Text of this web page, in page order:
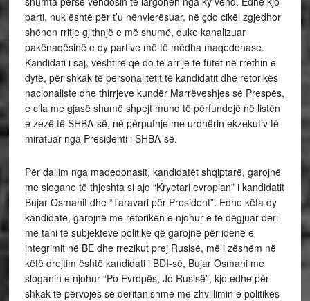
parti, nuk është për t’u nënvlerësuar, në çdo cikël zgjedhor
shënon rritje gjithnjë e më shumë, duke kanalizuar
pakënaqësinë e dy partive më të mëdha maqedonase.
Kandidati i saj, vështirë që do të arrijë të futet në rrethin e
dytë, për shkak të personalitetit të kandidatit dhe retorikës
nacionaliste dhe thirrjeve kundër Marrëveshjes së Prespës,
e cila me gjasë shumë shpejt mund të përfundojë në listën
e zezë të SHBA-së, në përputhje me urdhërin ekzekutiv të
miratuar nga Presidenti i SHBA-së.
Për dallim nga maqedonasit, kandidatët shqiptarë, garojnë
me slogane të thjeshta si ajo “Kryetari evropian” i kandidatit
Bujar Osmanit dhe “Taravari për President”. Edhe këta dy
kandidatë, garojnë me retorikën e njohur e të dëgjuar deri
më tani të subjekteve politike që garojnë për idenë e
integrimit në BE dhe rrezikut prej Rusisë, më i zëshëm në
këtë drejtim është kandidati i BDI-së, Bujar Osmani me
sloganin e njohur “Po Evropës, Jo Rusisë”, kjo edhe për
shkak të përvojës së deritanishme me zhvillimin e politikës